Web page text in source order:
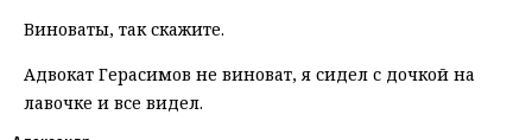
Виноваты, так скажите.
Адвокат Герасимов не виноват, я сидел с дочкой на
лавочке и все видел.